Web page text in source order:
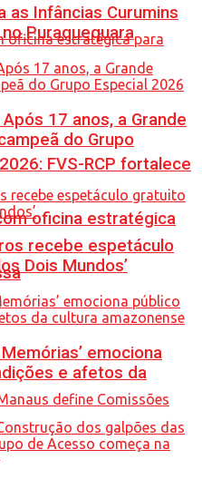
FVS-RCP fortalece
oficina estratégica
as Infâncias Curumins
Puraquequara
17 anos, a Grande
do Grupo
recebe espetáculo
Dois Mundos’
emociona
e afetos da